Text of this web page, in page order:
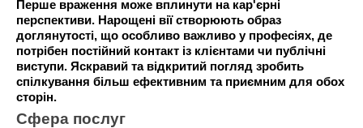
Перше враження може вплинути на кар'єрні
перспективи. Нарощені вії створюють образ
доглянутості, що особливо важливо у професіях, де
потрібен постійний контакт із клієнтами чи публічні
виступи. Яскравий та відкритий погляд зробить
спілкування більш ефективним та приємним для обох
сторін.
Сфера послуг